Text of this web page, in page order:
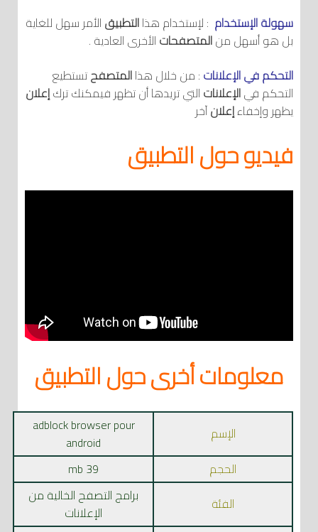
سهولة الإستخدام : لإستخدام هذاالتطبيق الأمر سهل للغاية
بل هو أسهل منالمتصفحات الأخرى العادية .
التحكم في الإعلانات : من خلال هذاالمتصفحتستطيع
التحكم فيالإعلانات التي تريدها أن تظهر فيمكنك تركإعلان
يظهر وإخفاءإعلانآخر
فيديو حول التطبيق
معلومات أخرى حول التطبيق
الإسم
adblock browser pour
android
الحجم
39 mb
الفئة
برامج التصفح الخالية من
الإعلانات